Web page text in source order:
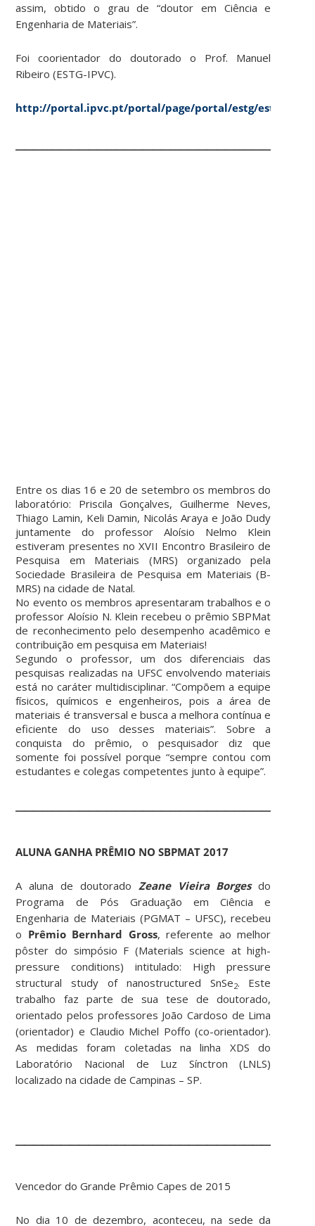
assim, obtido o grau de “doutor em Ciência e
Engenharia de Materiais”.
Foi coorientador do doutorado o Prof. Manuel
Ribeiro (ESTG-IPVC).
http://portal.ipvc.pt/portal/page/portal/estg/
Entre os dias 16 e 20 de setembro os membros do
laboratório: Priscila Gonçalves, Guilherme Neves,
Thiago Lamin, Keli Damin, Nicolás Araya e João Dudy
juntamente do professor Aloísio Nelmo Klein
estiveram presentes no XVII Encontro Brasileiro de
Pesquisa em Materiais (MRS) organizado pela
Sociedade Brasileira de Pesquisa em Materiais (B-
MRS) na cidade de Natal.
No evento os membros apresentaram trabalhos e o
professor Aloísio N. Klein recebeu o prêmio SBPMat
de reconhecimento pelo desempenho acadêmico e
contribuição em pesquisa em Materiais!
Segundo o professor, um dos diferenciais das
pesquisas realizadas na UFSC envolvendo materiais
está no caráter multidisciplinar. “Compõem a equipe
físicos, químicos e engenheiros, pois a área de
materiais é transversal e busca a melhora contínua e
eficiente do uso desses materiais”. Sobre a
conquista do prêmio, o pesquisador diz que
somente foi possível porque “sempre contou com
estudantes e colegas competentes junto à equipe”.
ALUNA GANHA PRÊMIO NO SBPMAT 2017
A aluna de doutorado Zeane Vieira Borgesdo
Programa de Pós Graduação em Ciência e
Engenharia de Materiais (PGMAT – UFSC), recebeu
o Prêmio Bernhard Gross, referente ao melhor
pôster do simpósio F (Materials science at high-
pressure conditions) intitulado: High pressure
structural study of nanostructured SnSe2. Este
trabalho faz parte de sua tese de doutorado,
orientado pelos professores João Cardoso de Lima
(orientador) e Claudio Michel Poffo (co-orientador).
As medidas foram coletadas na linha XDS do
Laboratório Nacional de Luz Sínctron (LNLS)
localizado na cidade de Campinas – SP.
Vencedor do Grande Prêmio Capes de 2015
No dia 10 de dezembro, aconteceu, na sede da